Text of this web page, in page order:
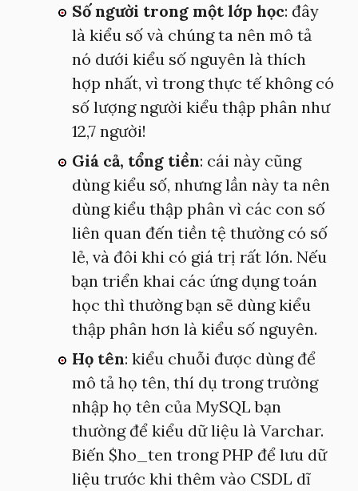
Số người trong một lớp học: đây
là kiểu số và chúng ta nên mô tả
nó dưới kiểu số nguyên là thích
hợp nhất, vì trong thực tế không có
số lượng người kiểu thập phân như
12,7 người!
Giá cả, tổng tiền: cái này cũng
dùng kiểu số, nhưng lần này ta nên
dùng kiểu thập phân vì các con số
liên quan đến tiền tệ thường có số
lẻ, và đôi khi có giá trị rất lớn. Nếu
bạn triển khai các ứng dụng toán
học thì thường bạn sẽ dùng kiểu
thập phân hơn là kiểu số nguyên.
Họ tên: kiểu chuỗi được dùng để
mô tả họ tên, thí dụ trong trường
nhập họ tên của MySQL bạn
thường để kiểu dữ liệu là Varchar.
Biến $ho_ten trong PHP để lưu dữ
liệu trước khi thêm vào CSDL dĩ